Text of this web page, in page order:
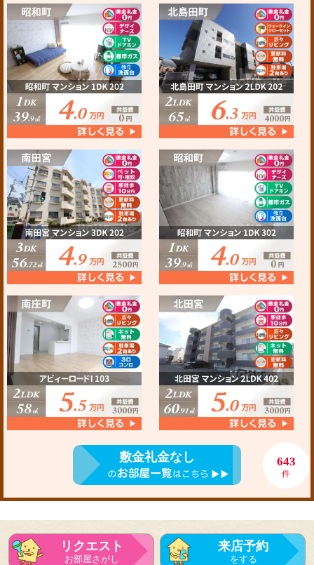
敷金礼金なし 643
件
リクエスト
お部屋さがし
来店予約
をする